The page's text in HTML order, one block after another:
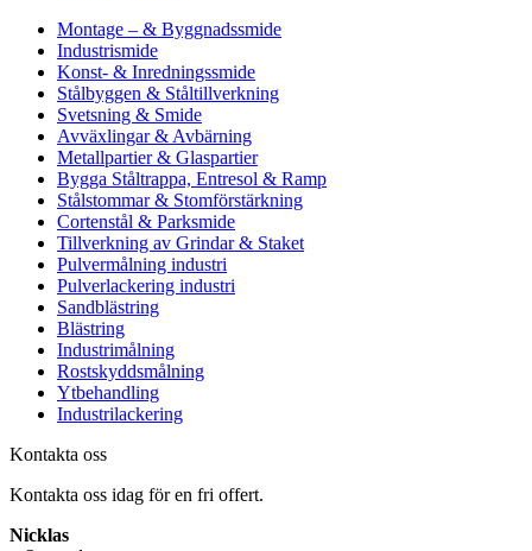
Montage – & Byggnadssmide
Industrismide
Konst- & Inredningssmide
Stålbyggen & Ståltillverkning
Svetsning & Smide
Avväxlingar & Avbärning
Metallpartier & Glaspartier
Bygga Ståltrappa, Entresol & Ramp
Stålstommar & Stomförstärkning
Cortenstål & Parksmide
Tillverkning av Grindar & Staket
Pulvermålning industri
Pulverlackering industri
Sandblästring
Blästring
Industrimålning
Rostskyddsmålning
Ytbehandling
Industrilackering
Kontakta oss
Kontakta oss idag för en fri offert.
Nicklas